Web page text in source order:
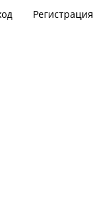
Регистрация